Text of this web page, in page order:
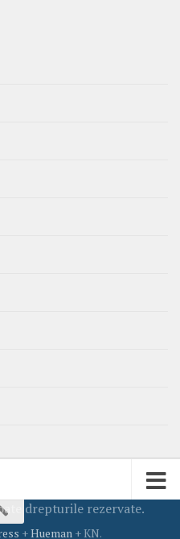
drepturile rezervate.
+Hueman+ KN.